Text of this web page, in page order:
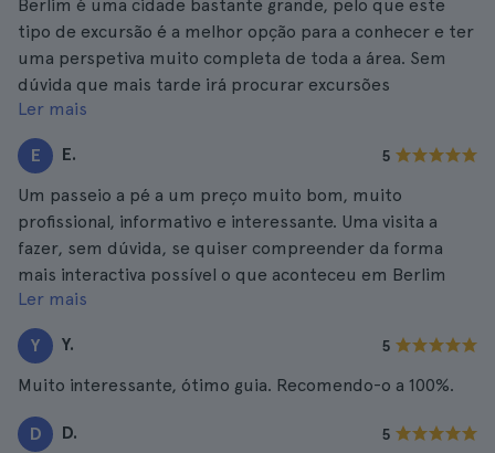
Berlim é uma cidade bastante grande, pelo que este
tipo de excursão é a melhor opção para a conhecer e ter
uma perspetiva muito completa de toda a área. Sem
dúvida que mais tarde irá procurar excursões
semelhantes, como nós fizemos.
Ler mais
E E. 5
Um passeio a pé a um preço muito bom, muito
profissional, informativo e interessante. Uma visita a
fazer, sem dúvida, se quiser compreender da forma
mais interactiva possível o que aconteceu em Berlim
Oriental.
Ler mais
Y Y. 5
Muito interessante, ótimo guia. Recomendo-o a 100%.
D D. 5